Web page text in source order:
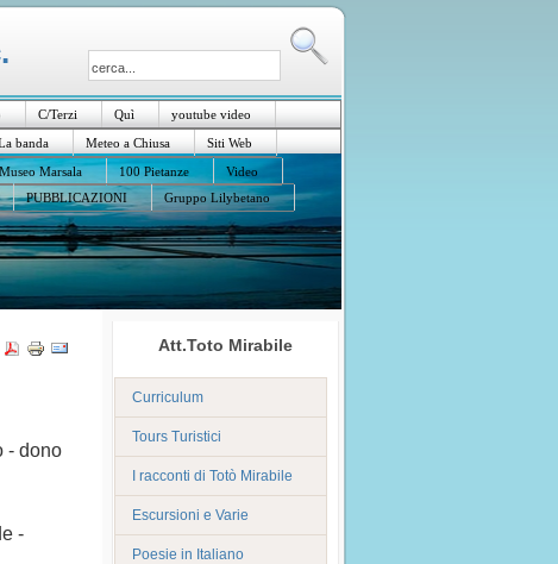
C/Terzi Quì
youtube video
banda Meteo a Chiusa
Siti Web
Museo Marsala 100 Pietanze
Video
PUBBLICAZIONI Gruppo Lilybetano
- dono
-
Att.Toto Mirabile
Curriculum
Tours Turistici
I racconti di Totò Mirabile
Escursioni e Varie
Poesie in Italiano